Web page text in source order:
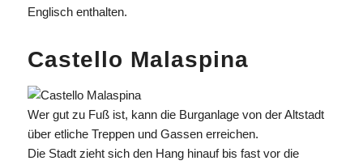
Englisch enthalten.
Castello Malaspina
Wer gut zu Fuß ist, kann die Burganlage von der Altstadt
über etliche Treppen und Gassen erreichen.
Die Stadt zieht sich den Hang hinauf bis fast vor die